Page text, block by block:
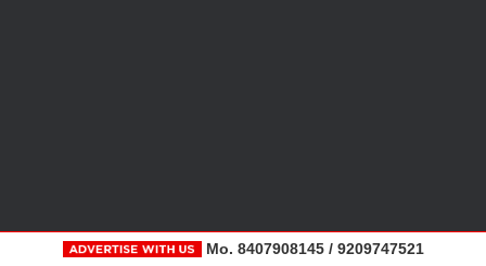
Mo. 8407908145 / 9209747521